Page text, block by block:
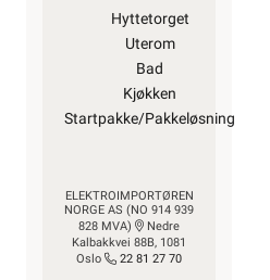
Hyttetorget
Uterom
Bad
Kjøkken
Startpakke/Pakkeløsning
ELEKTROIMPORTØREN
NORGE AS (NO 914 939
828 MVA)
Nedre
Kalbakkvei 88B, 1081
Oslo
22 81 27 70